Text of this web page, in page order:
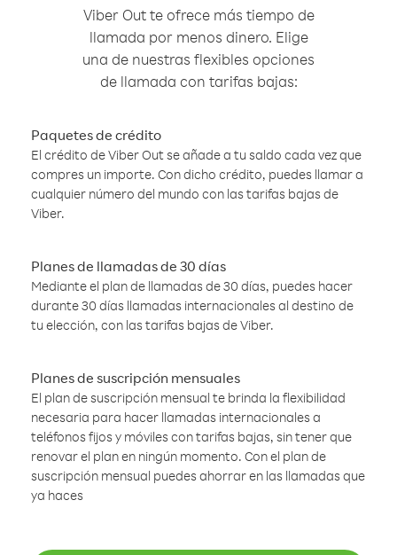
Viber Out te ofrece más tiempo de
llamada por menos dinero. Elige
una de nuestras flexibles opciones
de llamada con tarifas bajas:
Paquetes de crédito
El crédito de Viber Out se añade a tu saldo cada vez que
compres un importe. Con dicho crédito, puedes llamar a
cualquier número del mundo con las tarifas bajas de
Viber.
Planes de llamadas de 30 días
Mediante el plan de llamadas de 30 días, puedes hacer
durante 30 días llamadas internacionales al destino de
tu elección, con las tarifas bajas de Viber.
Planes de suscripción mensuales
El plan de suscripción mensual te brinda la flexibilidad
necesaria para hacer llamadas internacionales a
teléfonos fijos y móviles con tarifas bajas, sin tener que
renovar el plan en ningún momento. Con el plan de
suscripción mensual puedes ahorrar en las llamadas que
ya haces